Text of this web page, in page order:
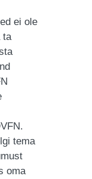
ei ole
ta
tema
oma